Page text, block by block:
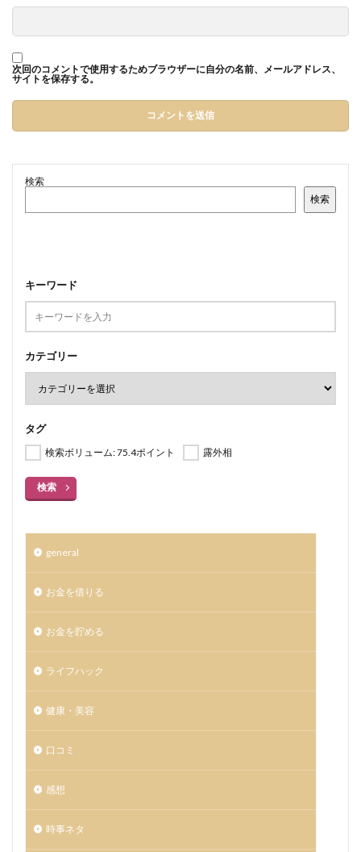
次回のコメントで使用するためブラウザーに自分の名前、メールアドレス、
サイトを保存する。
検索
検索
キーワード
カテゴリー
タグ
検索ボリューム: 75.4ポイント 露外相
検索
general
お金を借りる
お金を貯める
ライフハック
健康・美容
口コミ
感想
時事ネタ